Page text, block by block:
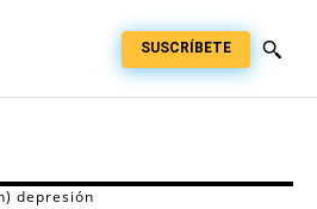
SUSCRÍBETE
depresión